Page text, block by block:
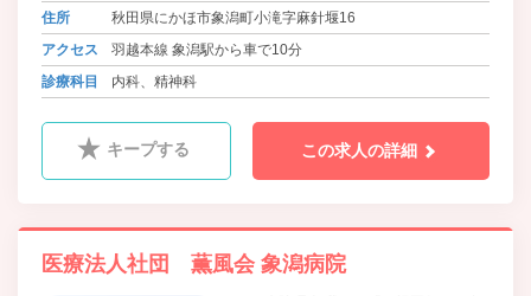
住所
秋田県にかほ市象潟町小滝字麻針堰16
アクセス
羽越本線 象潟駅から車で10分
診療科目
内科、精神科
キープする この求人の詳細
医療法人社団 薫風会 象潟病院